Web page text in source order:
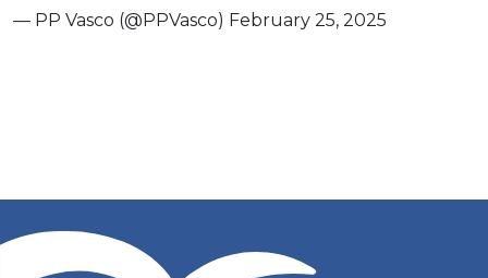
— PP Vasco (@PPVasco) February 25, 2025